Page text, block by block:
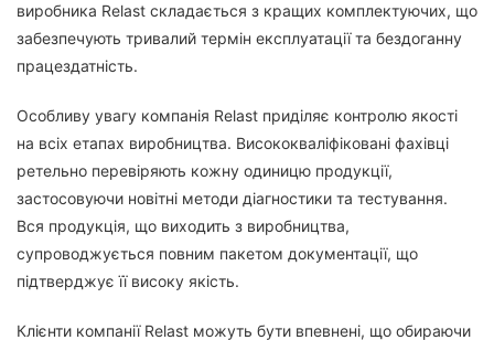
виробника Relast складається з кращих комплектуючих, що
забезпечують тривалий термін експлуатації та бездоганну
працездатність.
Особливу увагу компанія Relast приділяє контролю якості
на всіх етапах виробництва. Висококваліфіковані фахівці
ретельно перевіряють кожну одиницю продукції,
застосовуючи новітні методи діагностики та тестування.
Вся продукція, що виходить з виробництва,
супроводжується повним пакетом документації, що
підтверджує її високу якість.
Клієнти компанії Relast можуть бути впевнені, що обираючи